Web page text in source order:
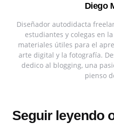
Diego
Diseñador autodidacta
estudiantes y colegas en
materiales útiles para el
arte digital y la fotografía.
dedico al blogging, una
pienso
Seguir leyendo